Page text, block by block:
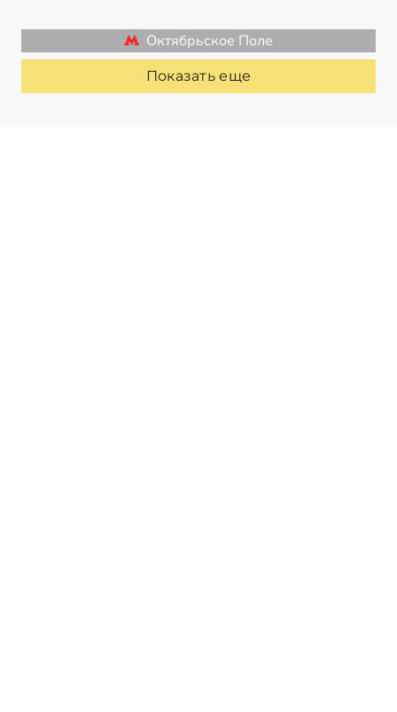
Октябрьское Поле
Показать еще